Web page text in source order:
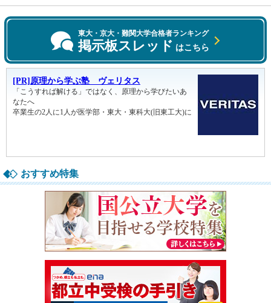
東大・京大・難関大学合格者ランキング
掲示板スレッド はこちら
おすすめ特集